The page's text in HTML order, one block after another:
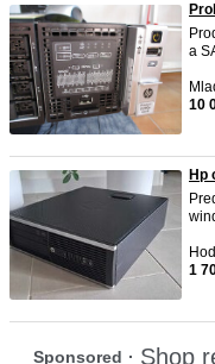
a
10
Hp
1